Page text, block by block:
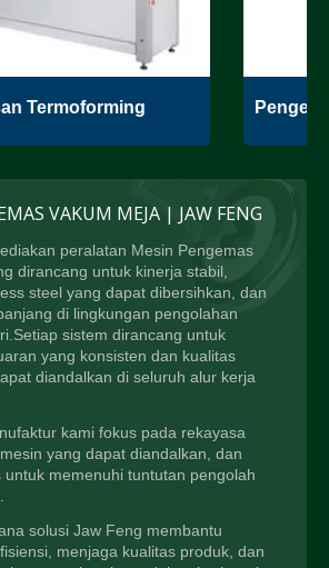
Termoforming
VAKUM MEJA | JAW FENG
peralatan Mesin Pengemas
dirancang untuk kinerja stabil,
steel yang dapat dibersihkan, dan
di lingkungan pengolahan
sistem dirancang untuk
yang konsisten dan kualitas
diandalkan di seluruh alur kerja
kami fokus pada rekayasa
yang dapat diandalkan, dan
untuk memenuhi tuntutan pengolah
solusi Jaw Feng membantu
menjaga kualitas produk, dan